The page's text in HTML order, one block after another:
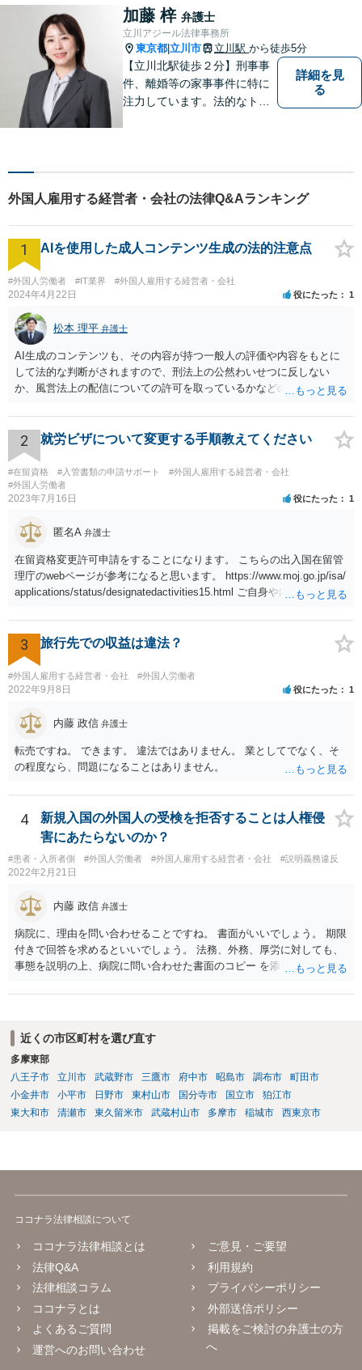
い！
加藤 梓 弁護士
立川アジール法律事務所
東京都 立川市 立川駅 から徒歩5分
【立川北駅徒歩２分】刑事事
件、離婚等の家事事件に特に
注力しています。法的なトラ
日でも早く取り戻すため、誠
心誠意を尽くします。
詳細を見
る
外国人雇用する経営者・会社の法律Q&Aランキング
1 AIを使用した成人コンテンツ生成の法的注意点
#外国人労働者 #IT業界 #外国人雇用する経営者・会社
2024年4月22日 役にたった 1
松本 理平 弁護士
AI生成のコンテンツも、その内容が持つ一般人の評価や内容をもとに
して法的な判断がされますので、刑法上の公然わいせつに反しない
か、風営法上の配信についての許可を取っているかなどの検討が必要
うかの問題も生じます。
2 就労ビザについて変更する手順教えてください
#在留資格 #入管書類の申請サポート
#外国人雇用する経営者・会社
#外国人労働者
2023年7月16日 役にたった 1
匿名A 弁護士
在留資格変更許可申請をすることになります。 こちらの出入国在留管
理庁のwebページが参考になると思います。 https://www.moj.go.jp/isa/
applications/status/designatedactivities15.html ご自身や内定先企業で
いる弁護士や行政書士に相談されるのが良いです。
3 旅行先での収益は違法？
#外国人雇用する経営者・会社 #外国人労働者
2022年9月8日 役にたった 1
内藤 政信 弁護士
転売ですね。 できます。 違法ではありません。 業としてでなく、そ
の程度なら、問題になることはありません。
4
新規入国の外国人の受検を拒否することは人権侵
害にあたらないのか？
#患者・入所者側 #外国人労働者 #外国人雇用する経営者・会社 #説明義務違反
2022年2月21日
内藤 政信 弁護士
病院に、理由を問い合わせることですね。 書面がいいでしょう。 期限
付きで回答を求めるといいでしょう。 法務、外務、厚労に対しても、
事態を説明の上、病院に問い合わせた書面のコピー を添付して送付
近くの市区町村を選び直す
多摩東部
八王子市
立川市 武蔵野市 三鷹市 府中市 昭島市 調布市
町田市
小金井市
小平市 日野市 東村山市 国分寺市 国立市
狛江市
東大和市
清瀬市 東久留米市 武蔵村山市 多摩市 稲城市 西東京市
ココナラ法律相談について
ココナラ法律相談とは
法律Q&A
法律相談コラム
ココナラとは
よくあるご質問
運営へのお問い合わせ
ご意見・ご要望
利用規約
プライバシーポリシー
外部送信ポリシー
掲載をご検討の弁護士の方
へ